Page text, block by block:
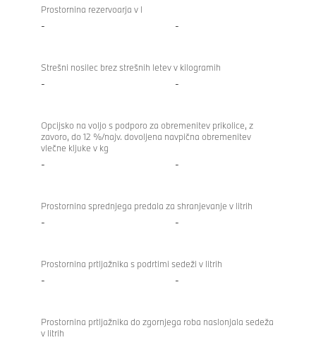
Prostornina rezervoarja v l
- -
Strešni nosilec brez strešnih letev v kilogramih
- -
Opcijsko na voljo s podporo za obremenitev prikolice, z
zavoro, do 12 %/najv. dovoljena navpična obremenitev
vlečne kljuke v kg
- -
Prostornina sprednjega predala za shranjevanje v litrih
- -
Prostornina prtljažnika s podrtimi sedeži v litrih
- -
Prostornina prtljažnika do zgornjega roba naslonjala sedeža
v litrih